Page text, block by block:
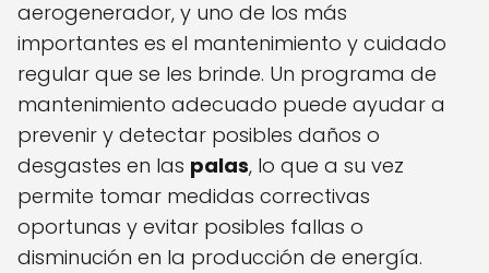
aerogenerador, y uno de los más
importantes es el mantenimiento y cuidado
regular que se les brinde. Un programa de
mantenimiento adecuado puede ayudar a
prevenir y detectar posibles daños o
desgastes en las palas, lo que a su vez
permite tomar medidas correctivas
oportunas y evitar posibles fallas o
disminución en la producción de energía.